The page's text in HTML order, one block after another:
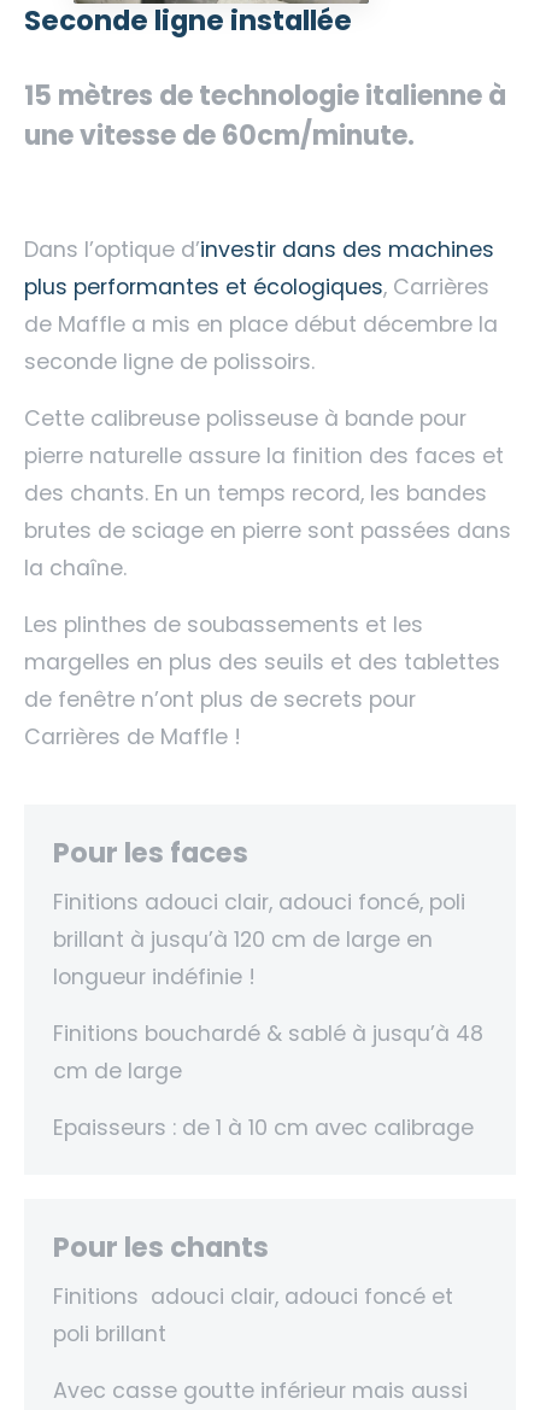
Seconde ligne installée
15 mètres de technologie italienne à
une vitesse de 60cm/minute.
Dans l’optique d’investir dans des machines
plus performantes et écologiques, Carrières
de Maffle a mis en place début décembre la
seconde ligne de polissoirs.
Cette calibreuse polisseuse à bande pour
pierre naturelle assure la finition des faces et
des chants. En un temps record, les bandes
brutes de sciage en pierre sont passées dans
la chaîne.
Les plinthes de soubassements et les
margelles en plus des seuils et des tablettes
de fenêtre n’ont plus de secrets pour
Carrières de Maffle !
Pour les faces
Finitions adouci clair, adouci foncé, poli
brillant à jusqu’à 120 cm de large en
longueur indéfinie !
Finitions bouchardé & sablé à jusqu’à 48
cm de large
Epaisseurs : de 1 à 10 cm avec calibrage
Pour les chants
Finitions adouci clair, adouci foncé et
poli brillant
Avec casse goutte inférieur mais aussi